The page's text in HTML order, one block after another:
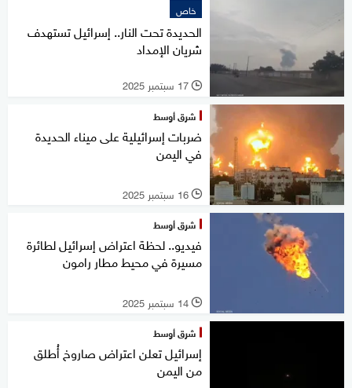
خاص
الحديدة تحت النار.. إسرائيل تستهدف
شريان الإمداد
l 17 سبتمبر 2025
شرق أوسط
ضربات إسرائيلية على ميناء الحديدة
في اليمن
l 16 سبتمبر 2025
شرق أوسط
فيديو.. لحظة اعتراض إسرائيل لطائرة
مسيرة في محيط مطار رامون
l 14 سبتمبر 2025
شرق أوسط
إسرائيل تعلن اعتراض صاروخ أُطلق
من اليمن